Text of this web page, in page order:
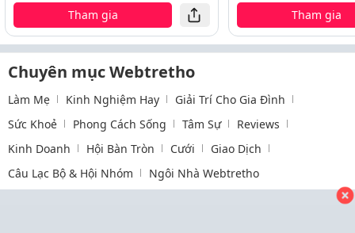
Tham gia Tham gia
Chuyên mục Webtretho
Làm Mẹ Kinh Nghiệm Hay
Giải Trí Cho Gia Đình
Sức Khoẻ
Phong Cách Sống Tâm Sự
Reviews
Kinh Doanh
Hội Bàn Tròn Cưới
Giao Dịch
Câu Lạc Bộ & Hội Nhóm
Ngôi Nhà Webtretho